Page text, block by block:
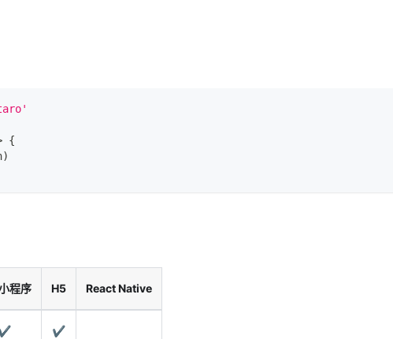
{
)
程序 H5 React Native
✔️